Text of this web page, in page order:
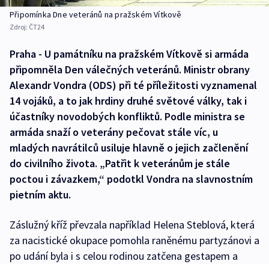
Připomínka Dne veteránů na pražském Vítkově
Zdroj: ČT24
Praha - U památníku na pražském Vítkově si armáda
připomněla Den válečných veteránů. Ministr obrany
Alexandr Vondra (ODS) při té příležitosti vyznamenal
14 vojáků, a to jak hrdiny druhé světové války, tak i
účastníky novodobých konfliktů. Podle ministra se
armáda snaží o veterány pečovat stále víc, u
mladých navrátilců usiluje hlavně o jejich začlenění
do civilního života. „Patřit k veteránům je stále
poctou i závazkem,“ podotkl Vondra na slavnostním
pietním aktu.
Záslužný kříž převzala například Helena Steblová, která
za nacistické okupace pomohla raněnému partyzánovi a
po udání byla i s celou rodinou zatčena gestapem a